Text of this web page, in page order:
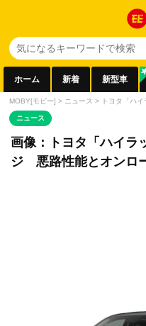
ホーム 新着 新型車
MOBY[モビー] > ニュース > トヨタ「ハ
ニュース
画像：トヨタ「ハイラ
ジ 悪路性能とオンロ